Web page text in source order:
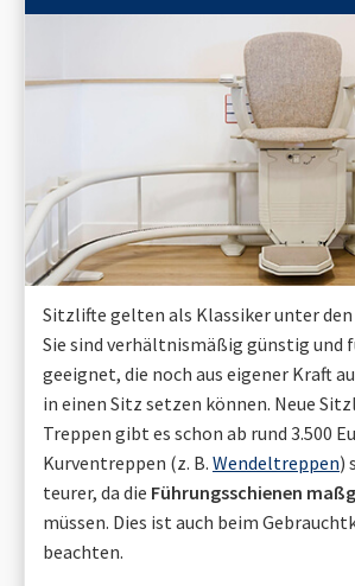
Sitzlifte gelten als Klassiker unter
Sie sind verhältnismäßig günstig und
geeignet, die noch aus eigener Kraft
in einen Sitz setzen können. Neue
Treppen gibt es schon ab rund 3.500
Kurventreppen (z. B. Wendeltreppen)
teurer, da die Führungsschienen
müssen. Dies ist auch beim
beachten.